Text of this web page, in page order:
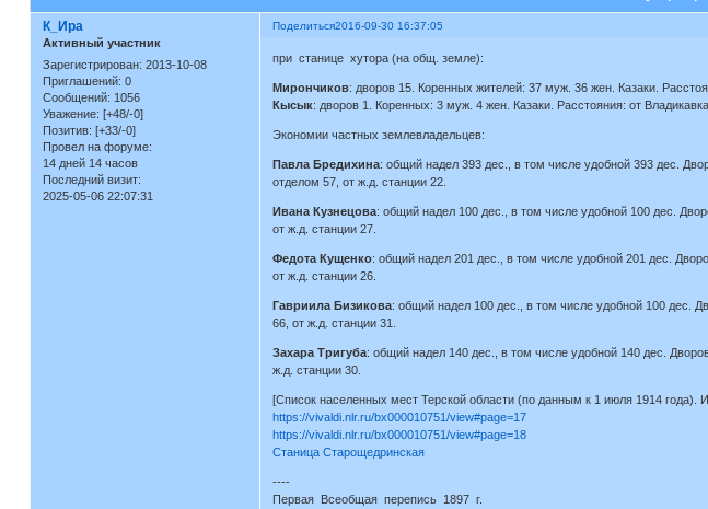
Поделиться2016-09-30 16:37:05
К_Ира
Активный участник
Зарегистрирован: 2013-10-08
Приглашений: 0
Сообщений: 1056
Уважение: [+48/-0]
Позитив: [+33/-0]
Провел на форуме:
14 дней 14 часов
Последний визит:
2025-05-06 22:07:31
при станице хутора (на общ. земле):
Мирончиков: дворов 15. Коренных жителей: 37 муж. 36 жен. Казаки.
Кысык: дворов 1. Коренных: 3 муж. 4 жен. Казаки. Расстояния: от
Экономии частных землевладельцев:
Павла Бредихина: общий надел 393 дес., в том числе удобной 393 дес.
отделом 57, от ж.д. станции 22.
Ивана Кузнецова: общий надел 100 дес., в том числе удобной 100 дес.
от ж.д. станции 27.
Федота Кущенко: общий надел 201 дес., в том числе удобной 201 дес.
от ж.д. станции 26.
Гавриила Бизикова: общий надел 100 дес., в том числе удобной 100 дес.
66, от ж.д. станции 31.
Захара Тригуба: общий надел 140 дес., в том числе удобной 140 дес.
ж.д. станции 30.
[Список населенных мест Терской области (по данным к 1 июля 1914 года).
https://vivaldi.nlr.ru/bx000010751/view#page=17
https://vivaldi.nlr.ru/bx000010751/view#page=18
Станица Старощедринская
----
Первая Всеобщая перепись 1897 г.